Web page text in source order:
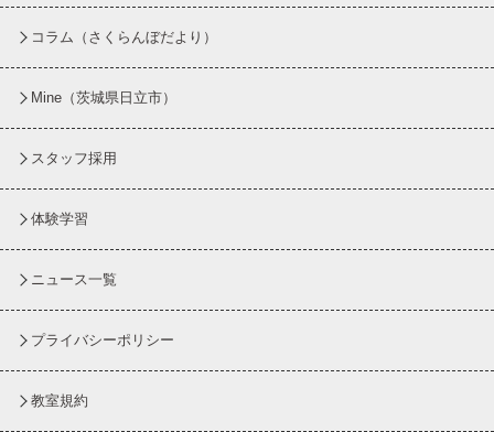
コラム （さくらんぼだより）
Mine（茨城県日立市）
スタッフ採用
体験学習
ニュース一覧
プライバシーポリシー
教室規約